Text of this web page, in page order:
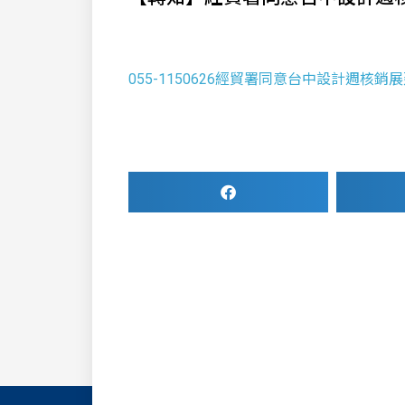
055-1150626經貿署同意台中設計週核銷